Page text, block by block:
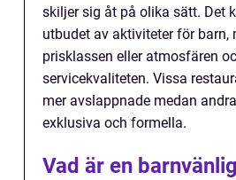
skiljer sig åt på olika sätt. Det
utbudet av aktiviteter för barn,
prisklassen eller atmosfären
servicekvaliteten. Vissa
mer avslappnade medan
exklusiva och formella.
Vad är en